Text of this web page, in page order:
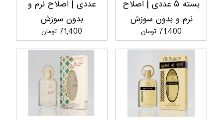
بسته ۵ عددی | اصلاح
نرم و بدون سوزش
71,400 تومان
عددی | اصلاح نرم و
بدون سوزش
71,400 تومان